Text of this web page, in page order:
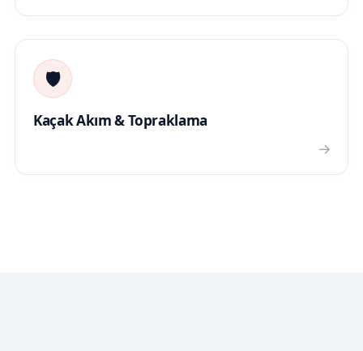
🛡️
Kaçak Akım & Topraklama
→